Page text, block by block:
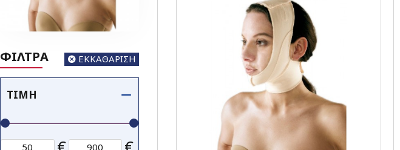
ΦΙΛΤΡΑ ΕΚΚΑΘΑΡΙΣΗ
ΤΙΜΉ